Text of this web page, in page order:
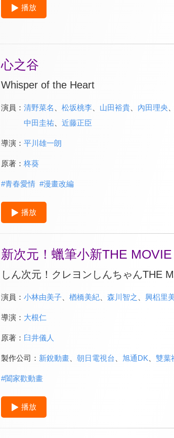
播放
心之谷
Whisper of the Heart
演員： 清野菜名 松坂桃李 山田裕貴、 內田理央
中田圭祐、 近藤正臣
導演： 平川雄一朗
原著： 柊葵
#青春愛情 #漫畫改編
播放
新次元！蠟筆小新THE
しん次元！クレヨンしんちゃんTHE
演員： 小林由美子、 楢橋美紀、 森川智之 興梠里
導演： 大根仁
原著： 臼井儀人
製作公司： 新銳動畫、 朝日電視台 旭通DK 雙葉
#闔家歡動畫
播放